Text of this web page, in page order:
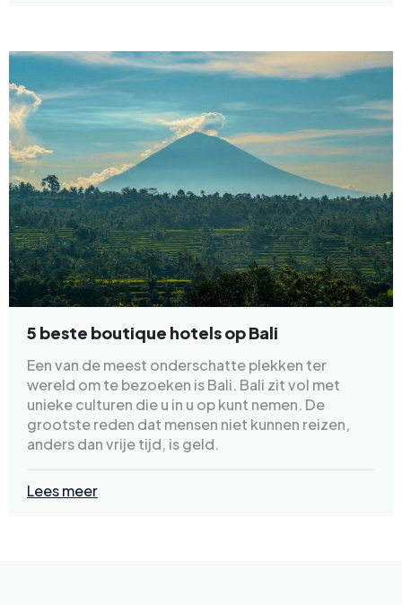
5 beste boutique hotels op Bali
Een van de meest onderschatte plekken ter
wereld om te bezoeken is Bali. Bali zit vol met
unieke culturen die u in u op kunt nemen. De
grootste reden dat mensen niet kunnen reizen,
anders dan vrije tijd, is geld.
Lees meer